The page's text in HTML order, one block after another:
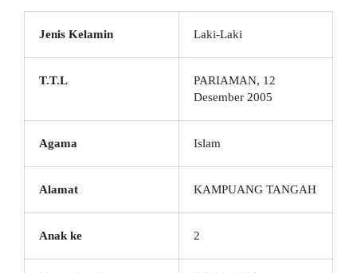
Jenis Kelamin Laki-Laki
T.T.L
PARIAMAN, 12
Desember 2005
Agama Islam
Alamat KAMPUANG TANGAH
Anak ke 2